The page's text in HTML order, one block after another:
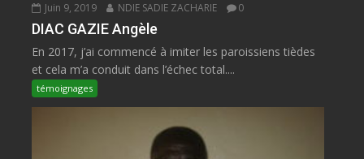
Juin 9, 2019 NDIE SADIE ZACHARIE 0
DIAC GAZIE Angèle
En 2017, j’ai commencé à imiter les paroissiens tièdes
et cela m’a conduit dans l’échec total....
témoignages